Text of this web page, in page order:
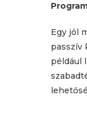
Egy jól
passzív
például